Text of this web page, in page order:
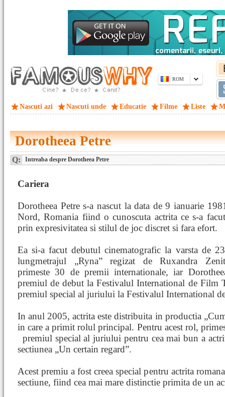
ROM
Nascuti azi Nascuti unde Educatie Filme Liste
Dorotheea Petre
Q: Intreaba despre Dorotheea Petre
Cariera
Dorotheea Petre s-a nascut la data de 9 ianuarie
Nord, Romania fiind o cunoscuta actrita ce s-a
prin expresivitatea si stilul de joc discret si fara efort.
Ea si-a facut debutul cinematografic la varsta de
lungmetrajul „Ryna” regizat de Ruxandra
primeste 30 de premii internationale, iar
premiul de debut la Festivalul International de Film
premiul special al juriului la Festivalul International
In anul 2005, actrita este distribuita in productia
in care a primit rolul principal. Pentru acest rol,
premiul special al juriului pentru cea mai bun a
sectiunea „Un certain regard”.
Acest premiu a fost creea special pentru actrita
sectiune, fiind cea mai mare distinctie primita de un